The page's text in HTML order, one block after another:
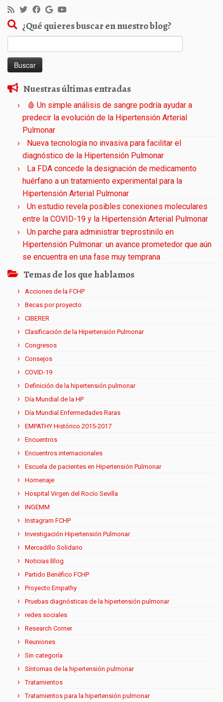
¿Qué quieres buscar en nuestro blog?
Nuestras últimas entradas
🩸 Un simple análisis de sangre podría ayudar a
predecir la evolución de la Hipertensión Arterial
Pulmonar
Nueva tecnología no invasiva para facilitar el
diagnóstico de la Hipertensión Pulmonar
La FDA concede la designación de medicamento
huérfano a un tratamiento experimental para la
Hipertensión Arterial Pulmonar
Un estudio revela posibles conexiones moleculares
entre la COVID-19 y la Hipertensión Arterial Pulmonar
Un parche para administrar treprostinilo en
Hipertensión Pulmonar: un avance prometedor que aún
se encuentra en una fase muy temprana
Temas de los que hablamos
Acciones de la FCHP
Becas por proyecto
CIBERER
Clasificación de la Hipertensión Pulmonar
Congresos
Consejos
COVID-19
Definición de la hipertensión pulmonar
Día Mundial de la HP
Día Mundial Enfermedades Raras
EMPATHY Histórico 2015-2017
Encuentros
Encuentros internacionales
Escuela de pacientes en Hipertensión Pulmonar
Homenaje
Hospital Virgen del Rocío Sevilla
INGEMM
Instagram FCHP
Investigación Hipertensión Pulmonar
Mercadillo Solidario
Noticias Blog
Partido Benéfico FCHP
Proyecto Empathy
Pruebas diagnósticas de la hipertensión pulmonar
redes sociales
Research Corner
Reuniones
Sin categoría
Síntomas de la hipertensión pulmonar
Tratamientos
Tratamientos para la hipertensión pulmonar